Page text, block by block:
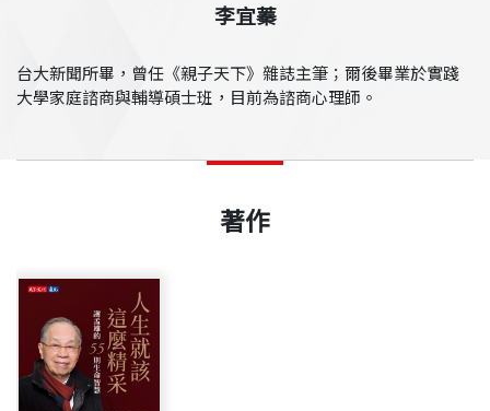
李宜蓁
台大新聞所畢，曾任《親子天下》雜誌主筆；爾後畢業於實踐
大學家庭諮商與輔導碩士班，目前為諮商心理師。
著作